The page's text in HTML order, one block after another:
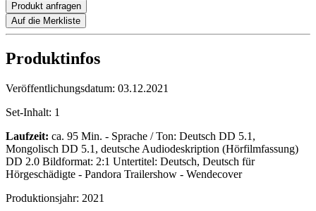
Produkt anfragen
Auf die Merkliste
Produktinfos
Veröffentlichungsdatum: 03.12.2021
Set-Inhalt: 1
Laufzeit: ca. 95 Min. - Sprache / Ton: Deutsch DD 5.1,
Mongolisch DD 5.1, deutsche Audiodeskription (Hörfilmfassung)
DD 2.0 Bildformat: 2:1 Untertitel: Deutsch, Deutsch für
Hörgeschädigte - Pandora Trailershow - Wendecover
Produktionsjahr: 2021